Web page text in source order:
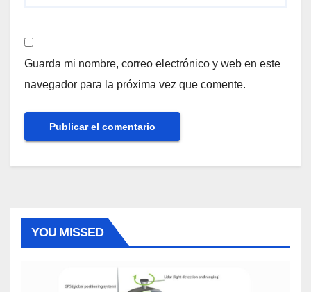
Guarda mi nombre, correo electrónico y web en este
navegador para la próxima vez que comente.
YOU MISSED